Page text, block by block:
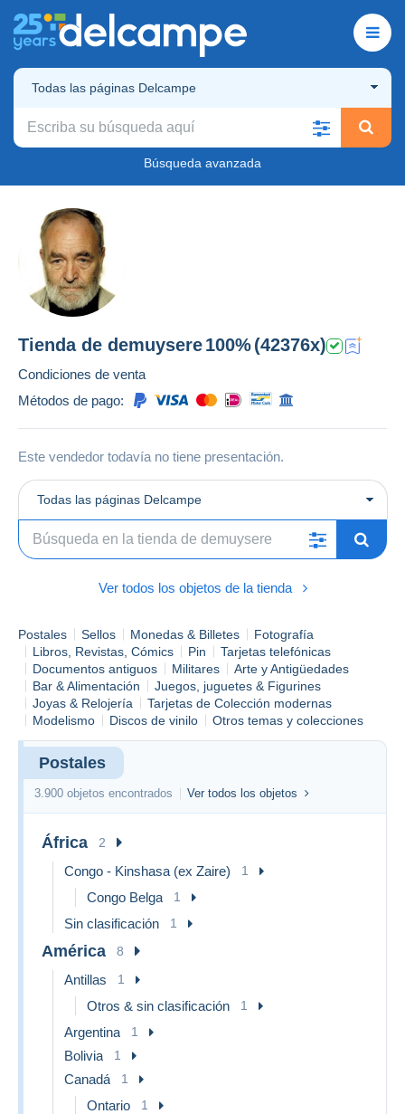
Todas las páginas Delcampe
Búsqueda avanzada
Tienda de demuysere100%(42376x)
Condiciones de venta
Métodos de pago:
Este vendedor todavía no tiene presentación.
Todas las páginas Delcampe
Ver todos los objetos de la tienda
Postales Sellos Monedas & Billetes
Fotografía
Libros, Revistas, Cómics
Pin
Tarjetas telefónicas
Documentos antiguos
Militares
Arte y Antigüedades
Bar & Alimentación
Juegos, juguetes & Figurines
Joyas & Relojería
Tarjetas de Colección modernas
Modelismo
Discos de vinilo Otros temas y colecciones
Postales
3.900 objetos encontrados Ver todos los objetos
África 2
Congo - Kinshasa (ex Zaire) 1
Congo Belga 1
Sin clasificación 1
América 8
Antillas 1
Otros & sin clasificación 1
Argentina 1
Bolivia 1
Canadá 1
Ontario 1